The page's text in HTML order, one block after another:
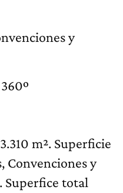
y
m². Superficie
Convenciones y
Superfice total